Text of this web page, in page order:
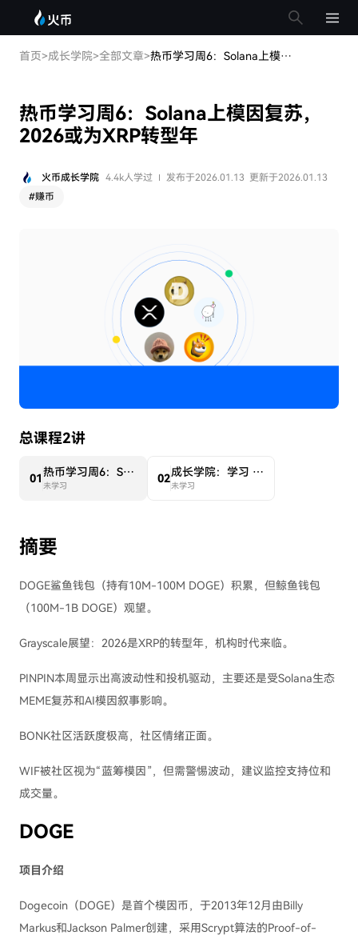
首页>成长学院>全部文章> 热币学习周6：Solana上模因复苏，2026或为XRP转型年
热币学习周6：Solana上模因复苏，
2026或为XRP转型年
火币成长学院 4.4k人学过 发布于2026.01.13 更新于2026.01.13
#赚币
总课程2讲
01 热币学习周6：Solana上模因复苏，2026或为XRP转型年
未学习
02 成长学院：学习 热币 ，瓜分 $50,000 HTX
未学习
摘要
DOGE鲨鱼钱包（持有10M-100M DOGE）积累，但鲸鱼钱包
（100M-1B DOGE）观望。
Grayscale展望：2026是XRP的转型年，机构时代来临。
PINPIN本周显示出高波动性和投机驱动，主要还是受Solana生态
MEME复苏和AI模因叙事影响。
BONK社区活跃度极高，社区情绪正面。
WIF被社区视为“蓝筹模因”，但需警惕波动，建议监控支持位和
成交量。
DOGE
项目介绍
Dogecoin（DOGE）是首个模因币，于2013年12月由Billy
Markus和Jackson Palmer创建，采用Scrypt算法的Proof-of-